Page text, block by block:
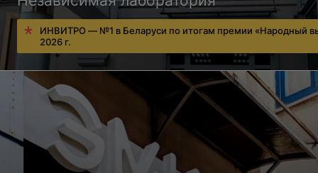
ИНВИТРО — №1 в Беларуси по итогам премии «Народный
2026 г.